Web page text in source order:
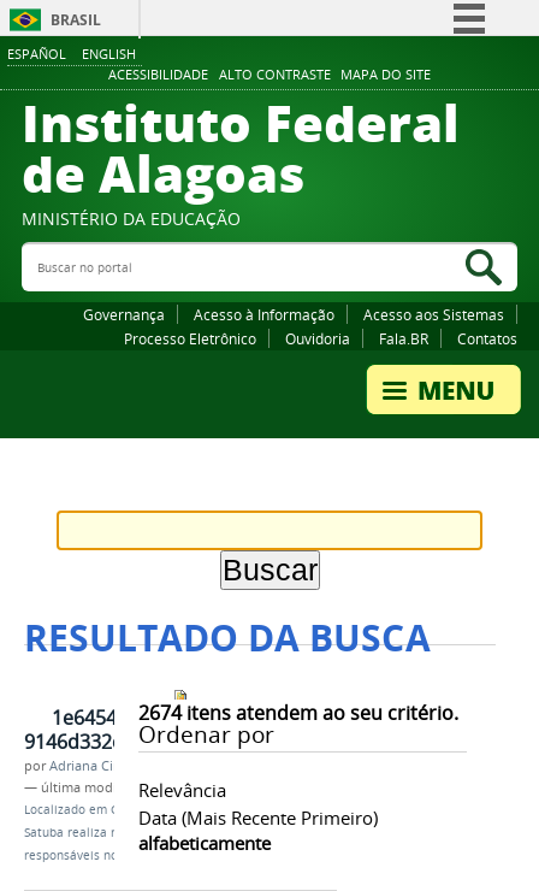
ESPAÑOL ENGLISH
ACESSIBILIDADE ALTO CONTRASTE MAPA DO SITE
BRASIL
Comunica BR
Participe
Canais
Instituto Federal
de Alagoas
MINISTÉRIO DA EDUCAÇÃO
Buscar no portal
Governança Acesso à Informação
Acesso aos Sistemas
Processo Eletrônico
Ouvidoria Fala.BR Contatos
RESULTADO DA BUSCA
2674itens atendem ao seu critério.
Ordenar por
Relevância
Data (mais Recente Primeiro)
alfabeticamente
1e645419-522a-4e4b-b137-
9146d332cb0d.jpeg
porAdriana Cirqueira
— última modificação03/10/2024 16h09
Localizado em Campus /Notícias
Ifal Campus
Satuba realiza reunião com pais, mães e/ou
responsáveis no dia 11